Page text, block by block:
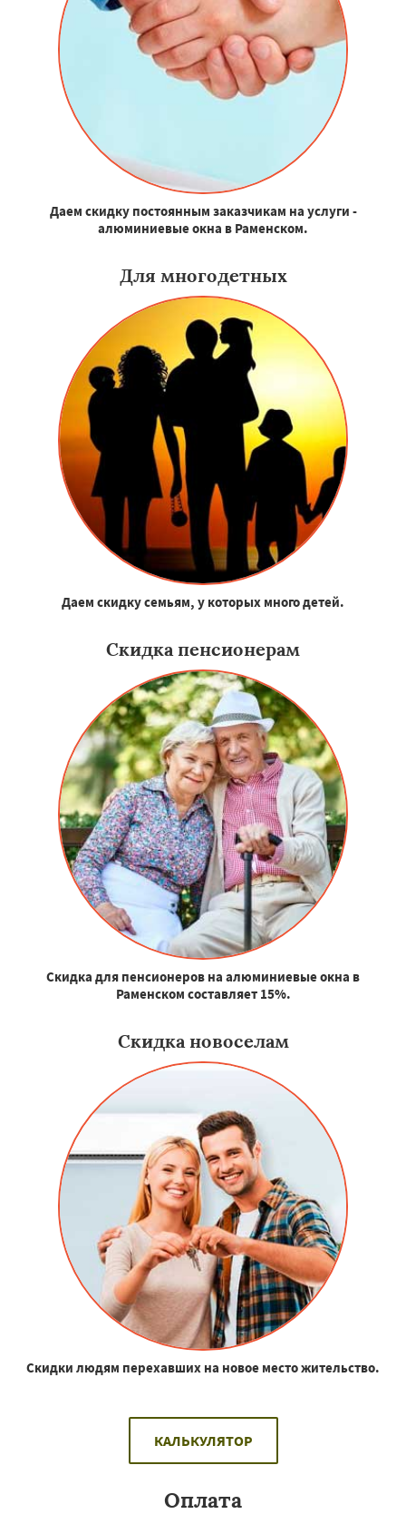
Даем скидку постоянным заказчикам на услуги -
алюминиевые окна в Раменском.
Для многодетных
Даем скидку семьям, у которых много детей.
Скидка пенсионерам
Скидка для пенсионеров на алюминиевые окна в
Раменском составляет 15%.
Скидка новоселам
Скидки людям перехавших на новое место жительство.
КАЛЬКУЛЯТОР
Оплата